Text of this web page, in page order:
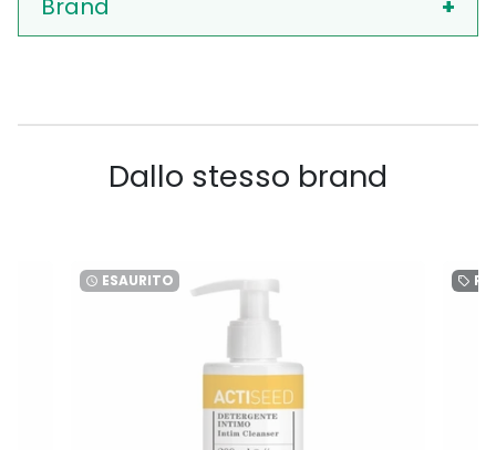
Brand
Dallo stesso brand
watch_later ESAURITO local_offer